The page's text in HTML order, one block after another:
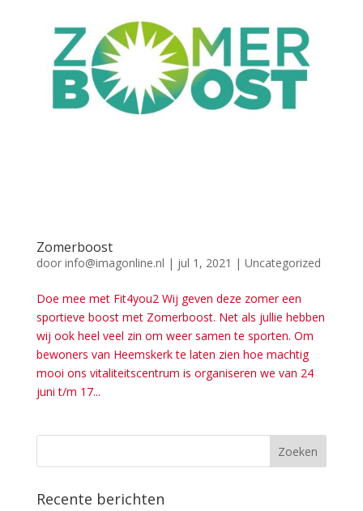
Zomerboost
door info@imagonline.nl | jul 1, 2021 | Uncategorized
Doe mee met Fit4you2 Wij geven deze zomer een
sportieve boost met Zomerboost. Net als jullie hebben
wij ook heel veel zin om weer samen te sporten. Om
bewoners van Heemskerk te laten zien hoe machtig
mooi ons vitaliteitscentrum is organiseren we van 24
juni t/m 17...
Recente berichten